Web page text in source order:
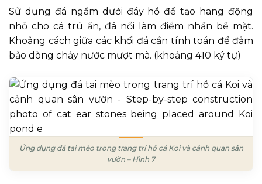
Sử dụng đá ngầm dưới đáy hồ để tạo hang động
nhỏ cho cá trú ẩn, đá nổi làm điểm nhấn bề mặt.
Khoảng cách giữa các khối đá cần tính toán để đảm
bảo dòng chảy nước mượt mà. (khoảng 410 ký tự)
Ứng dụng đá tai mèo trong trang trí hồ cá Koi và cảnh quan sân
vườn – Hình 7